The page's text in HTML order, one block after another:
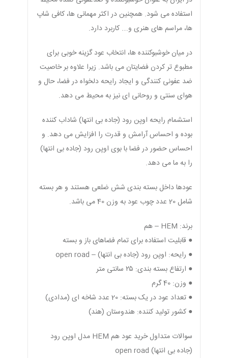
استفاده می شود. همچنین در اکثر مهمانی ها، کافی شاپ
ها، مراسم های هنری و…. کاربرد دارد.
در میان خوشبوکننده ها، انتخاب عود گزینه خوبی برای
مطبوع تر کردن فضایتان می باشد. زیرا علاوه بر خاصیت
ضد عفونی کنندگی و ایجاد رایحه دلخواه در فضا، حال و
هوای سنتی و روحانی ای نیز به محیط می دهد.
استشمام رایحه اوپن رود (جاده بی انتها) شاداب کننده
بوده و احساس آرامش و قدرت را افزایش می دهد. و
احساس حضور در فضا با بوی اوپن رود (جاده بی انتها)
را به ما می دهد.
عودها داخل بسته بندی شش ضلعی هستند و هر بسته
شامل 20 عدد چوب عود به وزن 40 می باشد.
برند: HEM – هم
● قابلیت استفاده برای تمام فضاهای باز و بسته
● رایحه‌: اوپن رود (جاده بی انتها) – open road
● ارتفاع بسته بندی: ۲۵ سانتی متر
● وزن: 40 گرم
● تعداد عود در یک بسته: 20 عدد شاخه ای (مدادی)
● کشور تولید کننده: هندوستان (هند)
سوالات متداول خرید عود هم HEM مدل اوپن رود
(جاده بی انتها) open road